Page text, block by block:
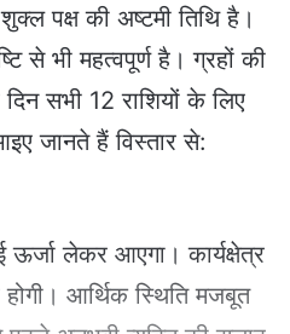
पक्ष की अष्टमी तिथि है।
से भी महत्वपूर्ण है। ग्रहों की
सभी 12 राशियों के लिए
जानते हैं विस्तार से:
लेकर आएगा। कार्यक्षेत्र
आर्थिक स्थिति मजबूत